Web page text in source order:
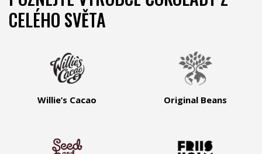
CELÉHO SVĚTA
Willie’s Cacao Original Beans